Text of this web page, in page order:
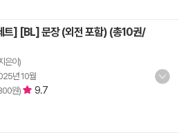
트] [BL] 문장 (외전 포함) (총10권/
은이)
년 10월
원) 9.7